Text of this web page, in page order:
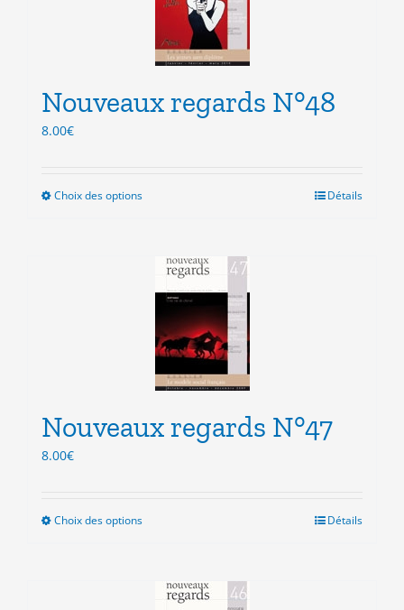
peuvent
choisies
sur
page
Nouveaux regards N°48
8.00€
Choix des optionsCe
plusieurs
variations.
Les
options
peuvent
être
choisies
sur
page
Détails
Nouveaux regards N°47
8.00€
Choix des optionsCe
plusieurs
variations.
Détails